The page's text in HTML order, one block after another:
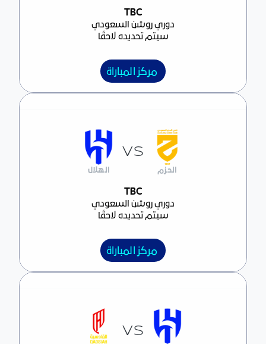
مركز المباراةTBC
دوري روشن السعودي
سيتم تحديده لاحقًا
مركز المباراة
مركز المباراةTBC
دوري روشن السعودي
سيتم تحديده لاحقًا
الحزم
VS
الهلال
مركز المباراة
VS